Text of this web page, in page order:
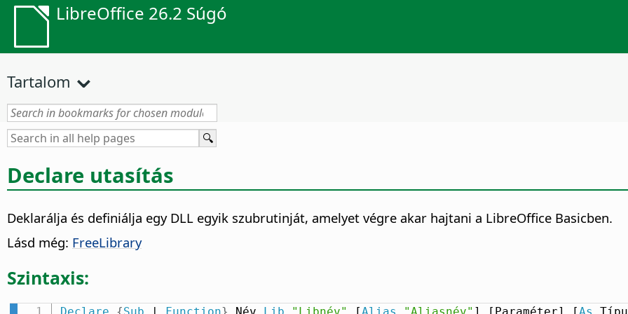
LibreOffice 26.2 Súgó
Tartalom
Declare utasítás
Deklarálja és definiálja egy DLL egyik szubrutinját, amelyet végre akar hajtani a LibreOffice Basicben.
Lásd még: FreeLibrary
Szintaxis: